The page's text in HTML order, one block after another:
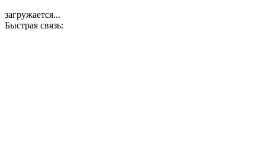
загружается...
Быстрая связь: